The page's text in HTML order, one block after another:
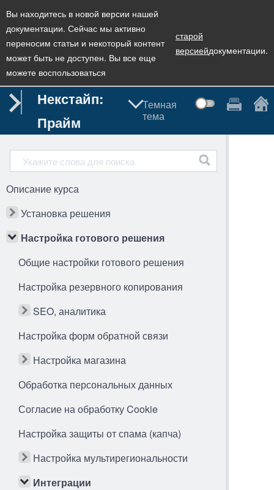
Вы находитесь в новой версии нашей
документации. Сейчас мы активно
переносим статьи и некоторый контент
может быть не доступен. Вы все еще
можете воспользоваться
старой
версиейдокументации.
Некстайп:
Прайм
Темная
тема
Описание курса
Установка решения
Настройка готового решения
Общие настройки готового решения
Настройка резервного копирования
SEO, аналитика
Настройка форм обратной связи
Настройка магазина
Обработка персональных данных
Согласие на обработку Cookie
Настройка защиты от спама (капча)
Настройка мультирегиональности
Интеграции